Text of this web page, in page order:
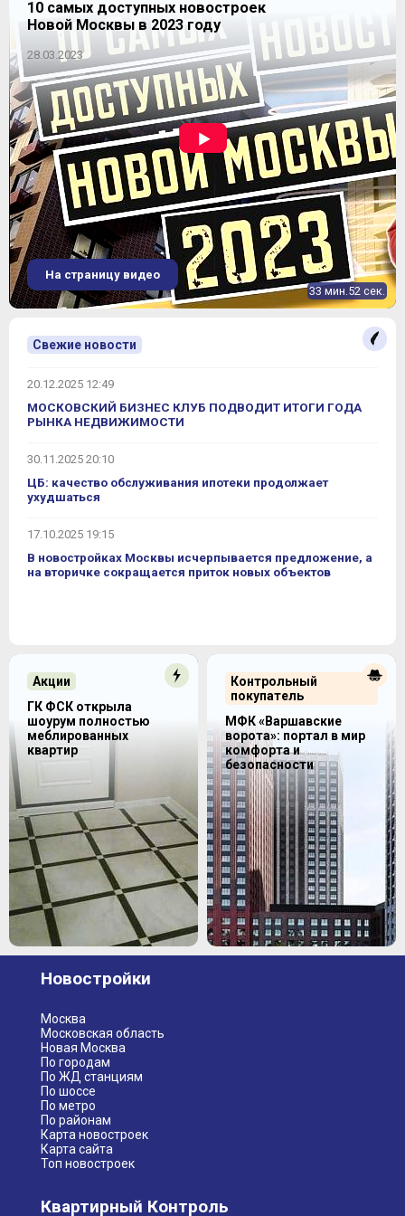
– ЖК «Новая Звезда» и ЖК «Легенда 18» (Garden
Park Эдальго»). Достроен знаменитый
ЖК «ART»
Красногорске, в деревне Подолино
Солнечногорского района возводитсямикрорайон
Wellton Park Новая Сходня. В Москве реализуются
проекты Wellton Park, Union Park,ЖК «Невский», а
такжекомплекс апартаментов «Букинист».
10 самых доступных новостроек
Новой Москвы в 2023 году
28.03.2023
33 мин.52 сек.
На страницу видео
Свежие новости
20.12.2025 12:49
МОСКОВСКИЙ БИЗНЕС КЛУБ ПОДВОДИТ ИТОГИ ГОДА
РЫНКА НЕДВИЖИМОСТИ
30.11.2025 20:10
ЦБ: качество обслуживания ипотеки продолжает
ухудшаться
17.10.2025 19:15
В новостройках Москвы исчерпывается предложение, а
на вторичке сокращается приток новых объектов
Контрольный
покупатель
МФК «Варшавские
ворота»: портал в мир
комфорта и
безопасности
Акции
ГК ФСК открыла
шоурум полностью
меблированных
квартир
Новостройки
Москва
Московская область
Новая Москва
По городам
По ЖД станциям
По шоссе
По метро
По районам
Карта новостроек
Карта сайта
Топ новостроек
Квартирный Контроль